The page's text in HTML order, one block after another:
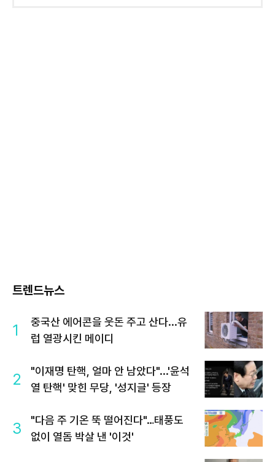
트렌드뉴스
1
중국산 에어콘을 웃돈 주고 산다...유
럽 열광시킨 메이디
2
"이재명 탄핵, 얼마 안 남았다"...'윤석
열 탄핵' 맞힌 무당, '성지글' 등장
3
"다음 주 기온 뚝 떨어진다"…태풍도
없이 열돔 박살 낸 '이것'